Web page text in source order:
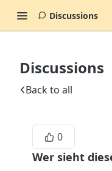
Discussions
Discussions
Back to all
0
Wer sieht